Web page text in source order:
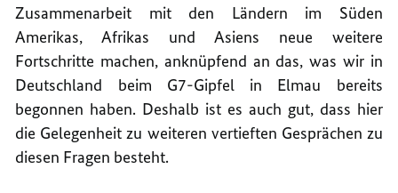
Zusammenarbeit mit den Ländern im Süden
Amerikas, Afrikas und Asiens neue weitere
Fortschritte machen, anknüpfend an das, was wir in
Deutschland beim G7-Gipfel in Elmau bereits
begonnen haben. Deshalb ist es auch gut, dass hier
die Gelegenheit zu weiteren vertieften Gesprächen zu
diesen Fragen besteht.